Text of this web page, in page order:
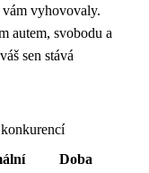
vám vyhovovaly.
autem, svobodu a
sen stává
Doba